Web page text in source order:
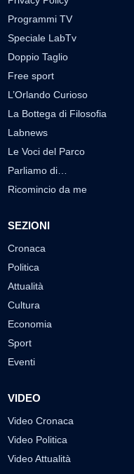
Programmi TV
Speciale LabTv
Doppio Taglio
Free sport
L’Orlando Curioso
La Bottega di Filosofia
Labnews
Le Voci del Parco
Parliamo di…
Ricomincio da me
SEZIONI
Cronaca
Politica
Attualità
Cultura
Economia
Sport
Eventi
VIDEO
Video Cronaca
Video Politica
Video Attualità